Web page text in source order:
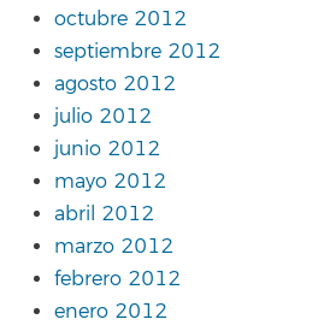
octubre 2012
septiembre 2012
agosto 2012
julio 2012
junio 2012
mayo 2012
abril 2012
marzo 2012
febrero 2012
enero 2012